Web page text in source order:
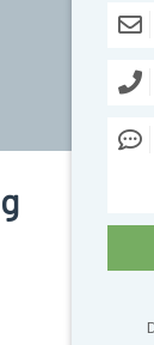
E-post